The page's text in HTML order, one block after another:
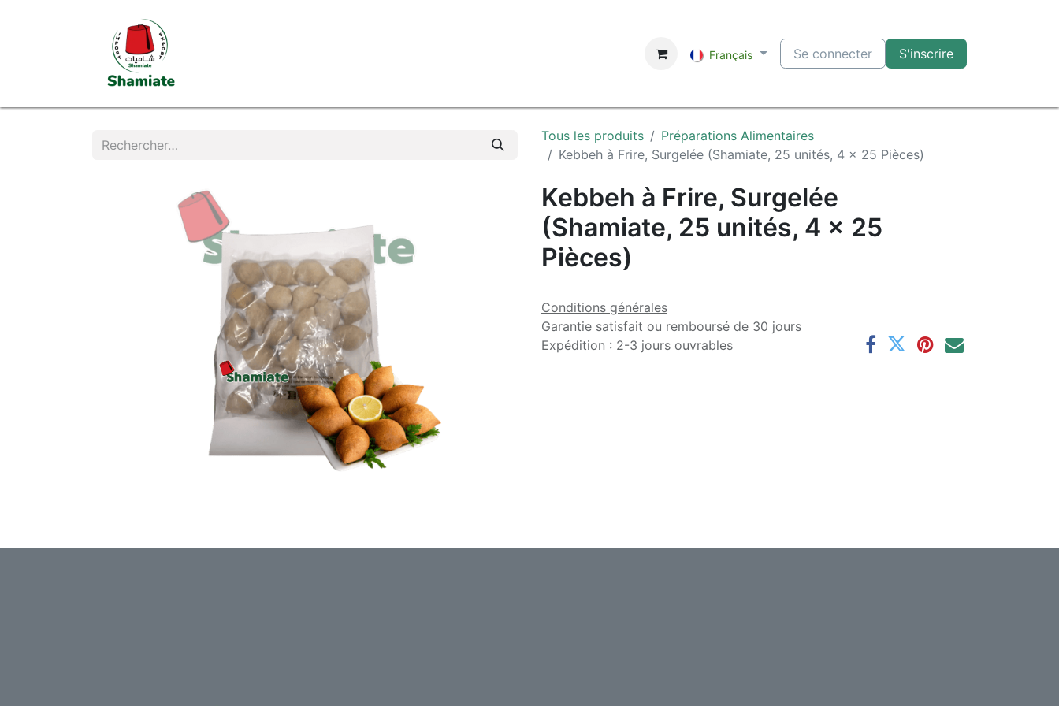
Français Se connecter S'inscrire
Tous les produits
Préparations Alimentaires
Kebbeh à Frire, Surgelée (Shamiate, 25 unités, 4 x 25 Pièces)
Kebbeh à Frire, Surgelée
(Shamiate, 25 unités, 4 x 25
Pièces)
Conditions générales
Garantie satisfait ou remboursé de 30 jours
Expédition : 2-3 jours ouvrables